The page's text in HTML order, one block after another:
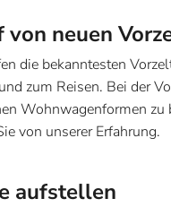
von neuen
die bekanntesten
zum Reisen. Bei der
Wohnwagenformen zu
von unserer Erfahrung.
aufstellen